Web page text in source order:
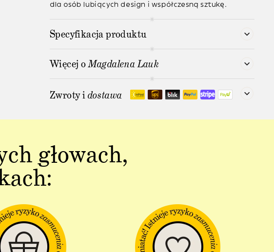
dla osób lubiących design i współczesną sztukę.
Specyfikacja produktu
Więcej oMagdalena Lauk
Zwroty idostawa
głowach,